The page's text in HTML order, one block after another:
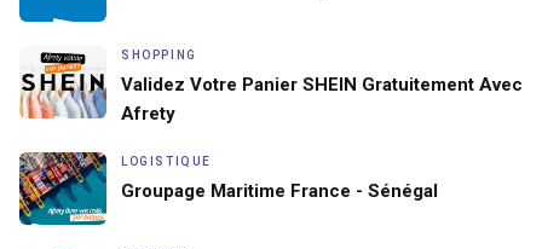
SHOPPING
Validez Votre Panier SHEIN Gratuitement Avec
Afrety
LOGISTIQUE
Groupage Maritime France - Sénégal